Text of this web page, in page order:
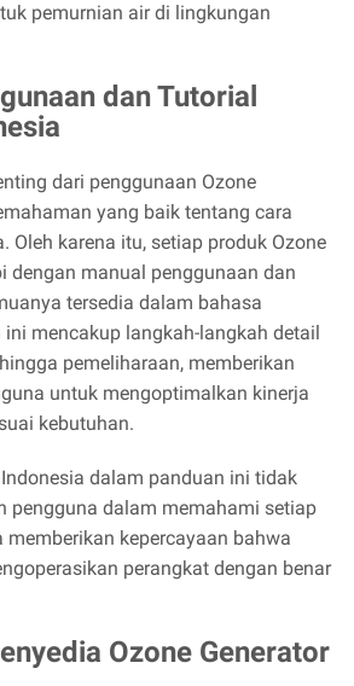
pemurnian air di lingkungan
dan Tutorial
dari penggunaan Ozone
yang baik tentang cara
Oleh karena itu, setiap produk Ozone
dengan manual penggunaan dan
tersedia dalam bahasa
ini mencakup langkah-langkah detail
pemeliharaan, memberikan
untuk mengoptimalkan kinerja
kebutuhan.
dalam panduan ini tidak
pengguna dalam memahami setiap
memberikan kepercayaan bahwa
perangkat dengan benar
Ozone Generator